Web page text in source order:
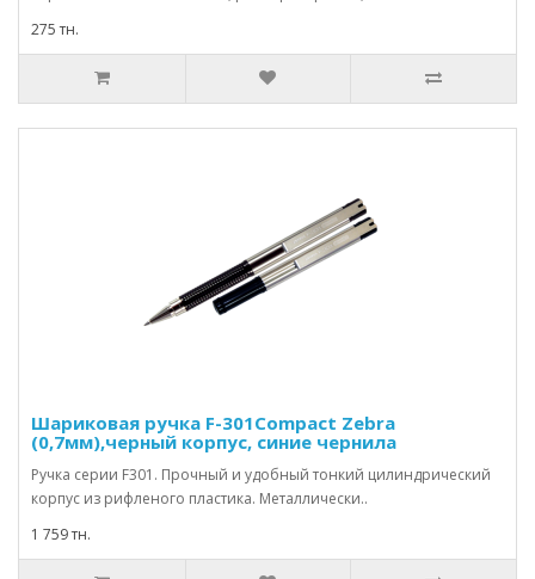
275 тн.
Шариковая ручка F-301Compact Zebra
(0,7мм),черный корпус, синие чернила
Ручка серии F301. Прочный и удобный тонкий цилиндрический
корпус из рифленого пластика. Металлически..
1 759 тн.